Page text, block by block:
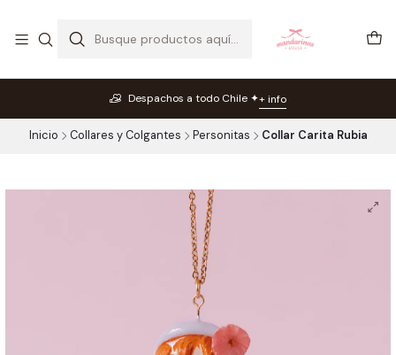
Despachos a todo Chile ✦+ info
Inicio Collares y Colgantes Personitas Collar Carita Rubia